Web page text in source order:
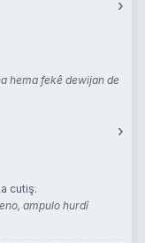
›
hema fekê dewijan de
›
cutiş.
ampulo hurdî